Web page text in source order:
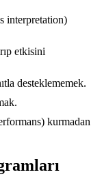
interpretation)
etkisini
desteklememek.
kurmadan